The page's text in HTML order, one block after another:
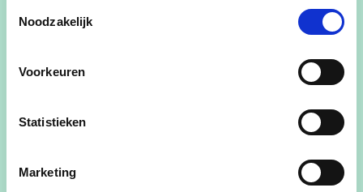
Noodzakelijk
Voorkeuren
Statistieken
Marketing
39 jaar
Adres
Schepen bevoegd voor onderwijs, communicatie,